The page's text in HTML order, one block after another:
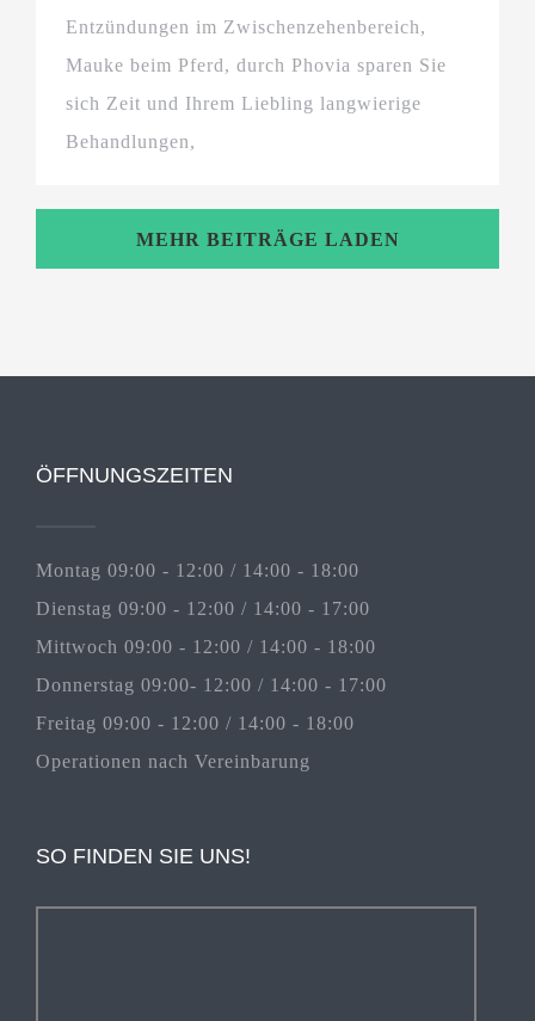
Entzündungen im Zwischenzehenbereich,
Mauke beim Pferd, durch Phovia sparen Sie
sich Zeit und Ihrem Liebling langwierige
Behandlungen,
MEHR BEITRÄGE LADEN
ÖFFNUNGSZEITEN
Montag 09:00 - 12:00 / 14:00 - 18:00
Dienstag 09:00 - 12:00 / 14:00 - 17:00
Mittwoch 09:00 - 12:00 / 14:00 - 18:00
Donnerstag 09:00- 12:00 / 14:00 - 17:00
Freitag 09:00 - 12:00 / 14:00 - 18:00
Operationen nach Vereinbarung
SO FINDEN SIE UNS!